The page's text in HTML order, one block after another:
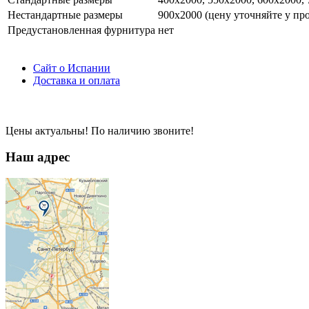
Нестандартные размеры
900х2000 (цену уточняйте у
Предустановленная фурнитура нет
Сайт о Испании
Доставка и оплата
Цены актуальны! По наличию звоните!
Наш адрес